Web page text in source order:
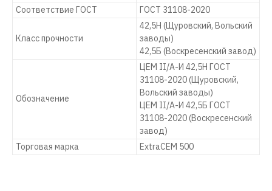
Соответствие ГОСТ
ГОСТ 31108-2020
Класс прочности
42,5Н (Щуровский, Вольский
заводы)
42,5Б (Воскресенский завод)
Обозначение
ЦЕМ II/А-И 42,5Н ГОСТ
31108-2020 (Щуровский,
Вольский заводы)
ЦЕМ II/А-И 42,5Б ГОСТ
31108-2020 (Воскресенский
завод)
Торговая марка
ExtraCEM 500